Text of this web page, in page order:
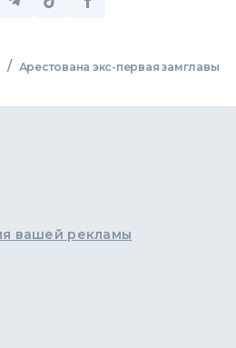
/ Арестована экс-первая замглавы
вашей рекламы